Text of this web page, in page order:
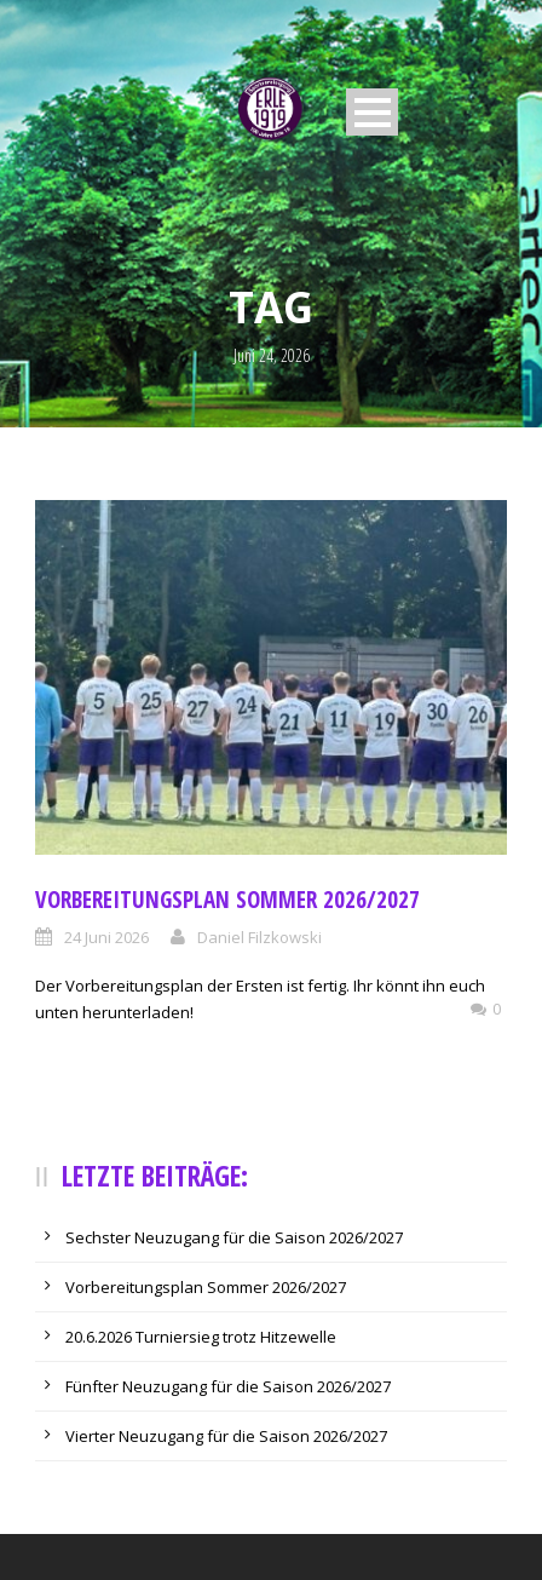
TAG
Juni 24, 2026
VORBEREITUNGSPLAN SOMMER 2026/2027
24 Juni 2026 Daniel Filzkowski
Der Vorbereitungsplan der Ersten ist fertig. Ihr könnt ihn euch
unten herunterladen!
0
LETZTE BEITRÄGE:
Sechster Neuzugang für die Saison 2026/2027
Vorbereitungsplan Sommer 2026/2027
20.6.2026 Turniersieg trotz Hitzewelle
Fünfter Neuzugang für die Saison 2026/2027
Vierter Neuzugang für die Saison 2026/2027